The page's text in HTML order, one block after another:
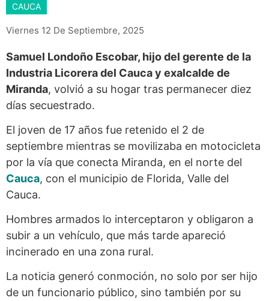
CAUCA
Viernes 12 De Septiembre, 2025
Samuel Londoño Escobar, hijo del gerente de la
Industria Licorera del Cauca y exalcalde de
Miranda, volvió a su hogar tras permanecer diez
días secuestrado.
El joven de 17 años fue retenido el 2 de
septiembre mientras se movilizaba en motocicleta
por la vía que conecta Miranda, en el norte del
Cauca, con el municipio de Florida, Valle del
Cauca.
Hombres armados lo interceptaron y obligaron a
subir a un vehículo, que más tarde apareció
incinerado en una zona rural.
La noticia generó conmoción, no solo por ser hijo
de un funcionario público, sino también por su